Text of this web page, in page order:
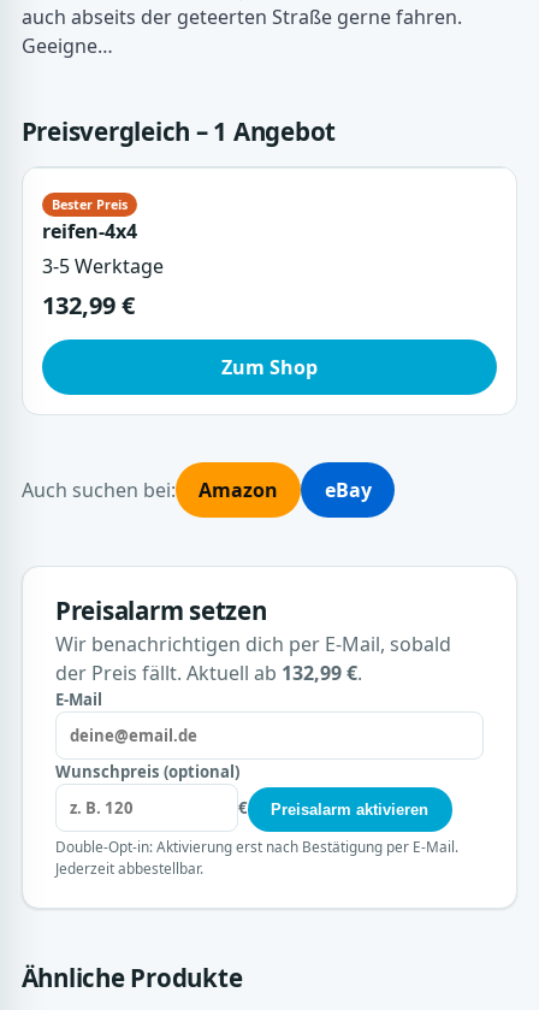
auch abseits der geteerten Straße gerne fahren.
Geeigne…
Preisvergleich – 1 Angebot
reifen-4x4
3-5 Werktage
132,99 €
Zum Shop
Auch suchen bei: Amazon eBay
Preisalarm setzen
Wir benachrichtigen dich per E-Mail, sobald
der Preis fällt. Aktuell ab 132,99 €.
E-Mail
Wunschpreis (optional)
€
Preisalarm aktivieren
Double-Opt-in: Aktivierung erst nach Bestätigung per E-Mail.
Jederzeit abbestellbar.
Ähnliche Produkte